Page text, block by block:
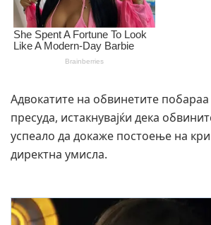
Адвокатите на обвинетите
пресуда, истакнувајќи дека
успеало да докаже постоење на
директна умисла.